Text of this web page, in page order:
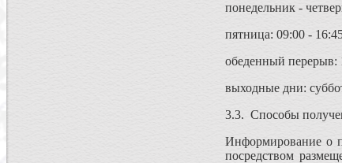
понедельник -
пятница: 09:00 -
обеденный перерыв:
выходные дни:
3.3. Способы
Информирование о
посредством